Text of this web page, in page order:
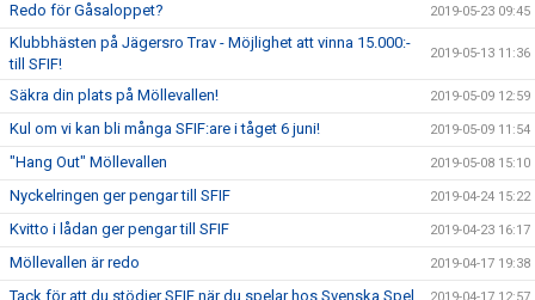
Redo för Gåsaloppet? 2019-05-23 09:45
Klubbhästen på Jägersro Trav - Möjlighet att vinna 15.000:-
till SFIF!
2019-05-13 11:36
Säkra din plats på Möllevallen! 2019-05-09 12:59
Kul om vi kan bli många SFIF:are i tåget 6 juni! 2019-05-09 11:54
"Hang Out" Möllevallen 2019-05-08 15:10
Nyckelringen ger pengar till SFIF 2019-04-24 15:22
Kvitto i lådan ger pengar till SFIF 2019-04-23 16:17
Möllevallen är redo 2019-04-17 19:38
Tack för att du stödjer SFIF när du spelar hos Svenska Spel